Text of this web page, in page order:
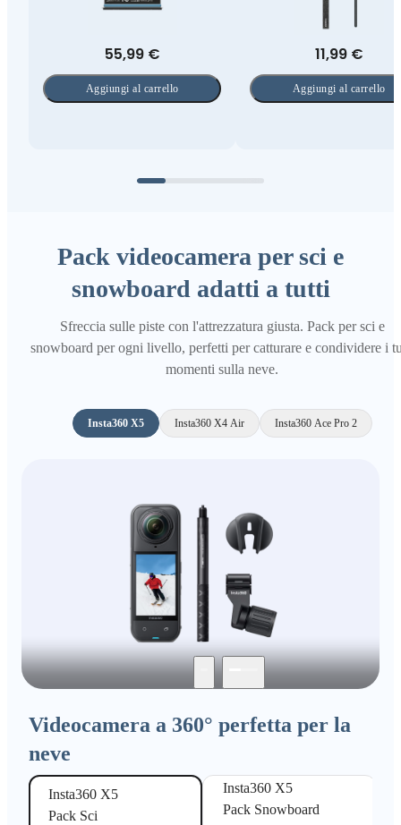
55,99 €
Aggiungi al carrello
11,99 €
Aggiungi al carrello
Pack videocamera per sci e
snowboard adatti a tutti
Sfreccia sulle piste con l'attrezzatura giusta. Pack per sci e
snowboard per ogni livello, perfetti per catturare e condividere i
momenti sulla neve.
Insta360 X5 Insta360 X4 Air Insta360 Ace Pro 2
Videocamera a 360° perfetta per la
neve
Insta360 X5
Pack Sci
Insta360 X5
Pack Snowboard